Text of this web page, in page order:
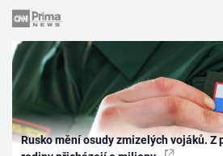
Rusko mění osudy zmizelých vojáků. Z